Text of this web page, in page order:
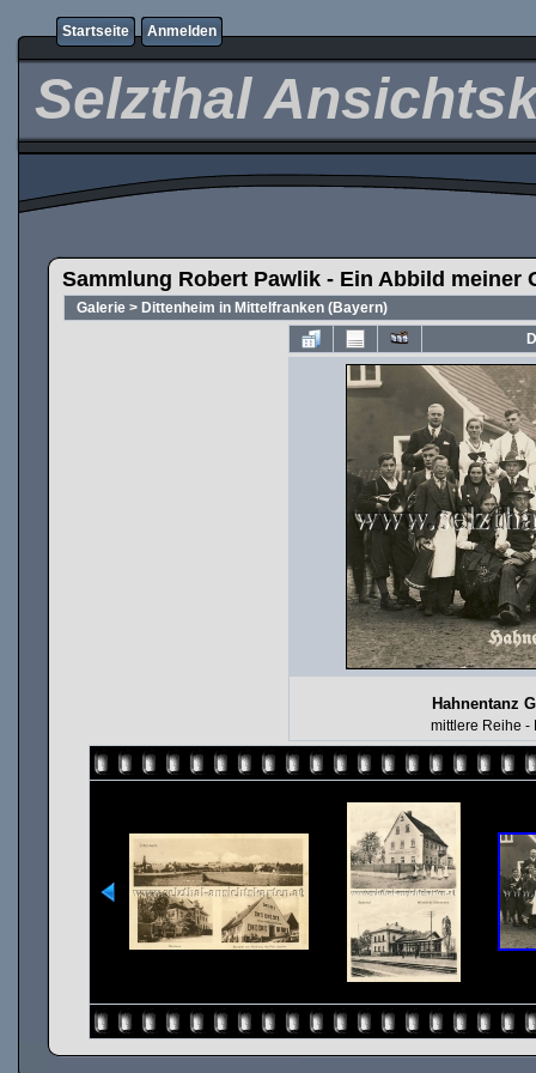
Startseite Anmelden
Selzthal
Sammlung Robert Pawlik - Ein Abbild meiner
Galerie > Dittenheim in Mittelfranken (Bayern)
Hahnentanz
mittlere Reihe -